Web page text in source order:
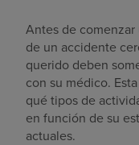
Antes de
de un accidente
querido deben
con su médico.
qué tipos de
en función de su
actuales.